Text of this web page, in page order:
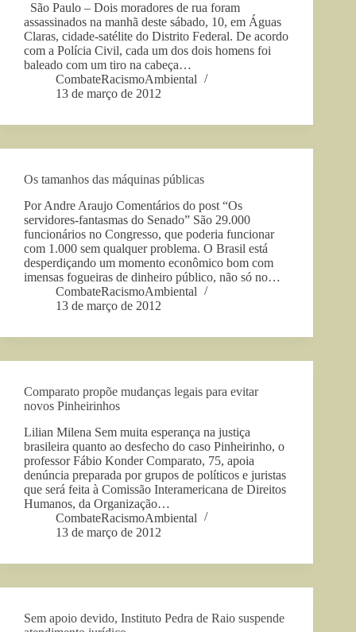
São Paulo – Dois moradores de rua foram
assassinados na manhã deste sábado, 10, em Águas
Claras, cidade-satélite do Distrito Federal. De acordo
com a Polícia Civil, cada um dos dois homens foi
baleado com um tiro na cabeça…
CombateRacismoAmbiental
13 de março de 2012
Os tamanhos das máquinas públicas
Por Andre Araujo Comentários do post “Os
servidores-fantasmas do Senado” São 29.000
funcionários no Congresso, que poderia funcionar
com 1.000 sem qualquer problema. O Brasil está
desperdiçando um momento econômico bom com
imensas fogueiras de dinheiro público, não só no…
CombateRacismoAmbiental
13 de março de 2012
Comparato propõe mudanças legais para evitar
novos Pinheirinhos
Lilian Milena Sem muita esperança na justiça
brasileira quanto ao desfecho do caso Pinheirinho, o
professor Fábio Konder Comparato, 75, apoia
denúncia preparada por grupos de políticos e juristas
que será feita à Comissão Interamericana de Direitos
Humanos, da Organização…
CombateRacismoAmbiental
13 de março de 2012
Sem apoio devido, Instituto Pedra de Raio suspende